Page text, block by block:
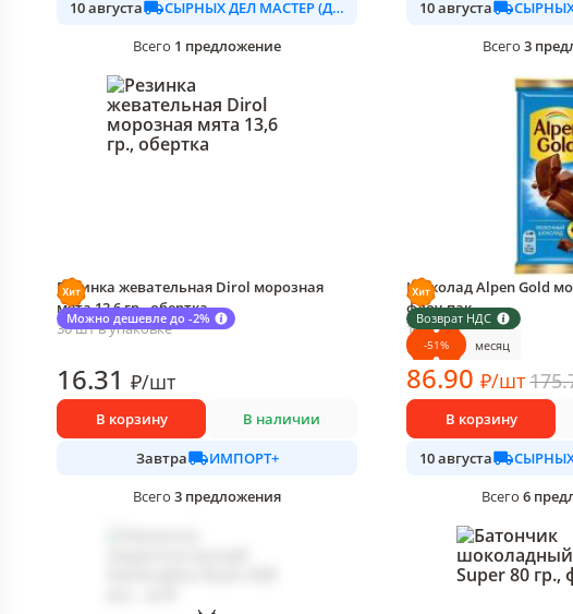
10 августа
СЫРНЫХ ДЕЛ МАСТЕР (ДАЛИМО)
Всего 1 предложение
10 августа
Всего 3
Можно дешевле до -2%
Резинка жевательная Dirol морозная
мята 13,6 гр., обертка
30 шт в упаковке
16.31 ₽/шт
В корзину В наличии
Завтра
ИМПОРТ+
Всего 3 предложения
Возврат НДС
-51% месяц
Шоколад Alpen Gold
флоу-пак
1 шт в упаковке
86.90 ₽/шт
В корзину
10 августа
Всего 6